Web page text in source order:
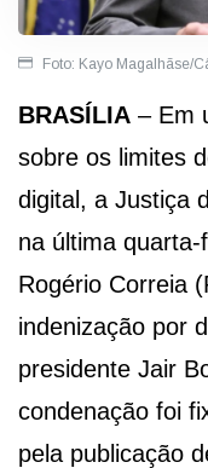
Foto: Kayo Magalhãse/
BRASÍLIA – Em
sobre os limites
digital, a Justiça
na última
Rogério Correia
indenização por
presidente Jair
condenação foi
pela publicação